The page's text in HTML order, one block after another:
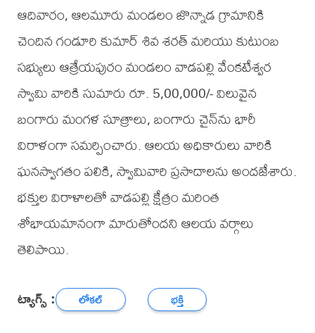
ఆదివారం, ఆలమూరు మండలం జొన్నాడ గ్రామానికి
చెందిన గండూరి కుమార్ శివ శరత్ మరియు కుటుంబ
సభ్యులు ఆత్రేయపురం మండలం వాడపల్లి వేంకటేశ్వర
స్వామి వారికి సుమారు రూ. 5,00,000/- విలువైన
బంగారు మంగళ సూత్రాలు, బంగారు చైన్‌ను భారీ
విరాళంగా సమర్పించారు. ఆలయ అధికారులు వారికి
ఘనస్వాగతం పలికి, స్వామివారి ప్రసాదాలను అందజేశారు.
భక్తుల విరాళాలతో వాడపల్లి క్షేత్రం మరింత
శోభాయమానంగా మారుతోందని ఆలయ వర్గాలు
తెలిపాయి.
ట్యాగ్స్ : లోకల్ భక్తి